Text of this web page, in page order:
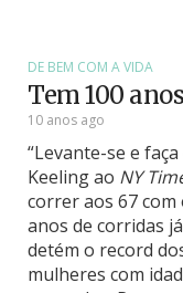
DE BEM COM A VIDA
Tem 100
10 anos ago
“Levante-se e
Keeling ao NY
correr aos 67 com
anos de corridas
detém o record
mulheres com